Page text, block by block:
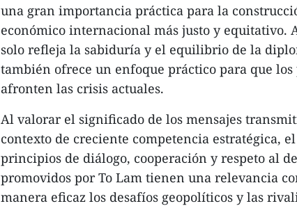
una gran importancia práctica para la
económico internacional más justo y equitativo.
solo refleja la sabiduría y el equilibrio de la
también ofrece un enfoque práctico para que los
afronten las crisis actuales.
Al valorar el significado de los mensajes
contexto de creciente competencia estratégica,
principios de diálogo, cooperación y respeto al
promovidos por To Lam tienen una relevancia
manera eficaz los desafíos geopolíticos y las